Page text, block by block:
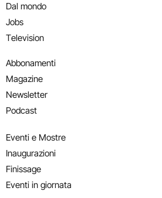
Dal mondo
Jobs
Television
Abbonamenti
Magazine
Newsletter
Podcast
Eventi e Mostre
Inaugurazioni
Finissage
Eventi in giornata